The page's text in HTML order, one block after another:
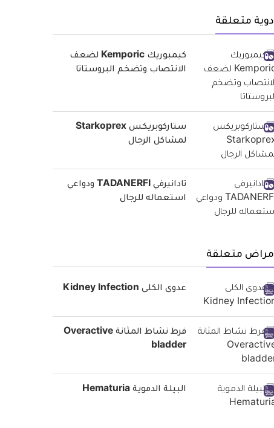
متعلقة
كيمبوريك Kemporic لضعف
الانتصاب وتضخم البروستاتا
ستاركوبريكس Starkoprex
لمشاكل الرجال
تادانيرفي TADANERFI ودواعي
استعماله للرجال
متعلقة
عدوى الكلى Kidney Infection
فرط نشاط المثانة Overactive
bladder
البيلة الدموية Hematuria